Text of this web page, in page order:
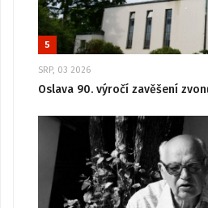
5
SRP, 03 2026
Oslava 90. výročí zavěšení